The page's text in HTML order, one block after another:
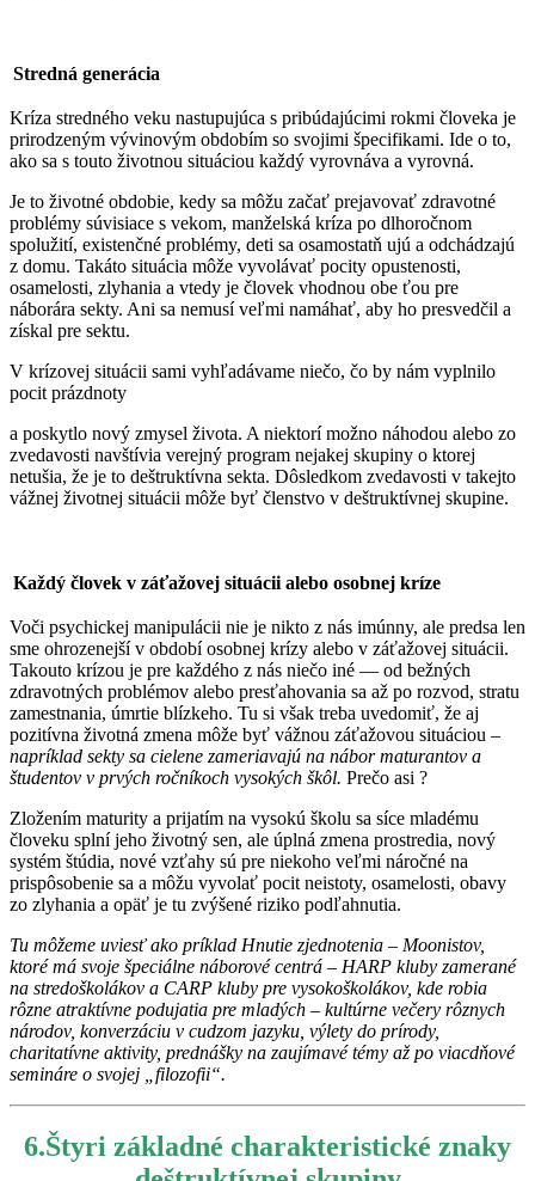
Stredná generácia
Kríza stredného veku nastupujúca s pribúdajúcimi rokmi človeka je
prirodzeným vývinovým obdobím so svojimi špecifikami. Ide o to,
ako sa s touto životnou situáciou každý vyrovnáva a vyrovná.
Je to životné obdobie, kedy sa môžu začať prejavovať zdravotné
problémy súvisiace s vekom, manželská kríza po dlhoročnom
spolužití, existenčné problémy, deti sa osamostatň ujú a odchádzajú
z domu. Takáto situácia môže vyvolávať pocity opustenosti,
osamelosti, zlyhania a vtedy je človek vhodnou obe ťou pre
náborára sekty. Ani sa nemusí veľmi namáhať, aby ho presvedčil a
získal pre sektu.
V krízovej situácii sami vyhľadávame niečo, čo by nám vyplnilo
pocit prázdnoty
a poskytlo nový zmysel života. A niektorí možno náhodou alebo zo
zvedavosti navštívia verejný program nejakej skupiny o ktorej
netušia, že je to deštruktívna sekta. Dôsledkom zvedavosti v takejto
vážnej životnej situácii môže byť členstvo v deštruktívnej skupine.
Každý človek v záťažovej situácii alebo osobnej kríze
Voči psychickej manipulácii nie je nikto z nás imúnny, ale predsa len
sme ohrozenejší v období osobnej krízy alebo v záťažovej situácii.
Takouto krízou je pre každého z nás niečo iné — od bežných
zdravotných problémov alebo presťahovania sa až po rozvod, stratu
zamestnania, úmrtie blízkeho. Tu si však treba uvedomiť, že aj
pozitívna životná zmena môže byť vážnou záťažovou situáciou –
napríklad sekty sa cielene zameriavajú na nábor maturantov a
študentov v prvých ročníkoch vysokých škôl. Prečo asi ?
Zložením maturity a prijatím na vysokú školu sa síce mladému
človeku splní jeho životný sen, ale úplná zmena prostredia, nový
systém štúdia, nové vzťahy sú pre niekoho veľmi náročné na
prispôsobenie sa a môžu vyvolať pocit neistoty, osamelosti, obavy
zo zlyhania a opäť je tu zvýšené riziko podľahnutia.
Tu môžeme uviesť ako príklad Hnutie zjednotenia – Moonistov,
ktoré má svoje špeciálne náborové centrá – HARP kluby zamerané
na stredoškolákov a CARP kluby pre vysokoškolákov, kde robia
rôzne atraktívne podujatia pre mladých – kultúrne večery rôznych
národov, konverzáciu v cudzom jazyku, výlety do prírody,
charitatívne aktivity, prednášky na zaujímavé témy až po viacdňové
semináre o svojej „filozofii“.
6.Štyri základné charakteristické znaky